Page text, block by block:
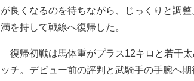
が良くなるのを待ちながら、じっくりと調
満を持して戦線へ復帰した。
復帰初戦は馬体重がプラス12キロと若干
ッチ。デビュー前の評判と武騎手の手腕へ